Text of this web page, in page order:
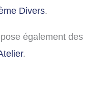
Divers.
également des
.